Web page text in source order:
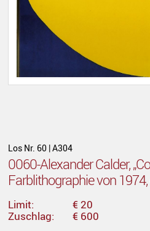
Los Nr. 60 | A304
0060-Alexander Calder,
Farblithographie von
Limit:
€ 20
Zuschlag:
€ 600